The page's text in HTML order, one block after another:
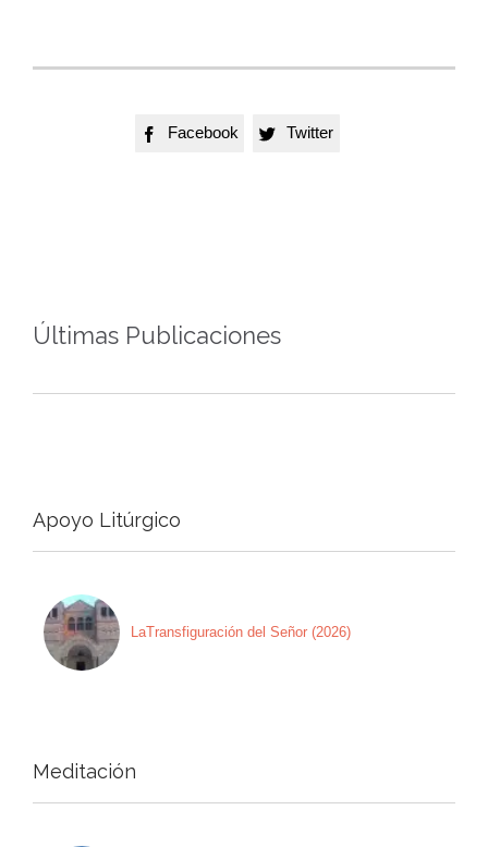
 Facebook  Twitter
Últimas Publicaciones
Apoyo Litúrgico
LaTransfiguración del Señor (2026)
Meditación